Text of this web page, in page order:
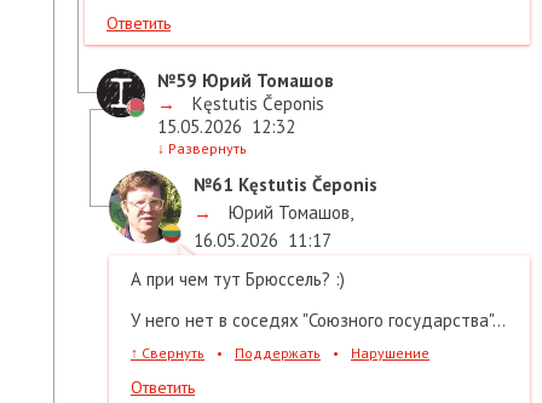
Ответить
№59 Юрий Томашов
→
Kęstutis Čeponis
15.05.2026 12:32
↓ Развернуть
№61 Kęstutis Čeponis
→
Юрий Томашов,
16.05.2026 11:17
А при чем тут Брюссель? :)
У него нет в соседях "Союзного государства"...
↑ Свернуть • Поддержать • Нарушение
Ответить